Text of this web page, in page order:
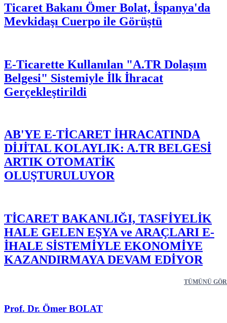
Ticaret Bakanı Ömer Bolat, İspanya'da
Mevkidaşı Cuerpo ile Görüştü
E-Ticarette Kullanılan "A.TR Dolaşım
Belgesi" Sistemiyle İlk İhracat
Gerçekleştirildi
AB'YE E-TİCARET İHRACATINDA
DİJİTAL KOLAYLIK: A.TR BELGESİ
ARTIK OTOMATİK
OLUŞTURULUYOR
TİCARET BAKANLIĞI, TASFİYELİK
HALE GELEN EŞYA ve ARAÇLARI E-
İHALE SİSTEMİYLE EKONOMİYE
KAZANDIRMAYA DEVAM EDİYOR
TÜMÜNÜ GÖR
Prof. Dr. Ömer BOLAT